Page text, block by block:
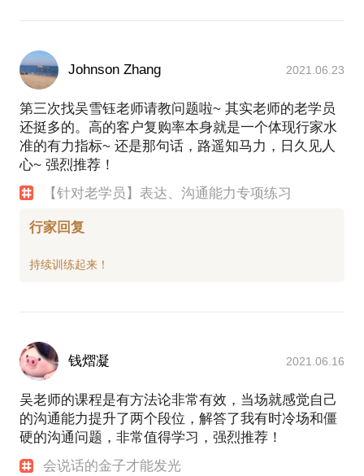
Johnson Zhang 2021.06.23
第三次找吴雪钰老师请教问题啦~ 其实老师的老学员
还挺多的。高的客户复购率本身就是一个体现行家水
准的有力指标~ 还是那句话，路遥知马力，日久见人
心~ 强烈推荐！
【针对老学员】表达、沟通能力专项练习
行家回复
钱熠凝 2021.06.16
吴老师的课程是有方法论非常有效，当场就感觉自己
的沟通能力提升了两个段位，解答了我有时冷场和僵
硬的沟通问题，非常值得学习，强烈推荐！
会说话的金子才能发光